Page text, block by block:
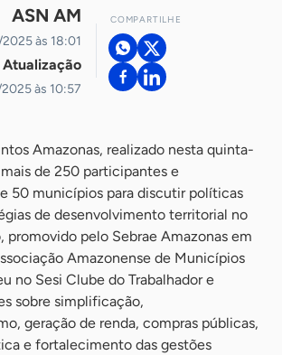
ASN AM
2025 às 18:01
Atualização
2025 às 10:57
COMPARTILHE
Amazonas, realizado nesta quinta-
de 250 participantes e
50 municípios para discutir políticas
de desenvolvimento territorial no
promovido pelo Sebrae Amazonas em
Amazonense de Municípios
no Sesi Clube do Trabalhador e
sobre simplificação,
geração de renda, compras públicas,
e fortalecimento das gestões